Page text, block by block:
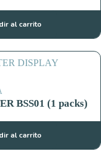
al carrito
BSS01 (1 packs)
al carrito